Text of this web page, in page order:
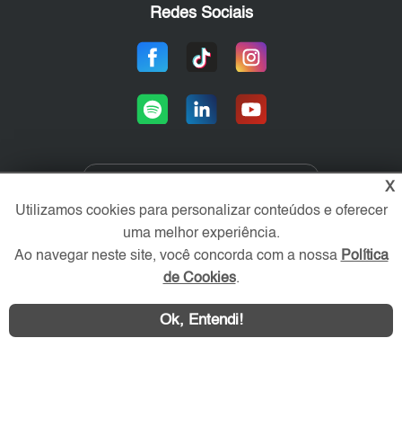
Redes Sociais
acesse sua conta:
X
Utilizamos cookies para personalizar conteúdos e oferecer
uma melhor experiência.
Ao navegar neste site, você concorda com a nossa Política
de Cookies.
Ok, Entendi!